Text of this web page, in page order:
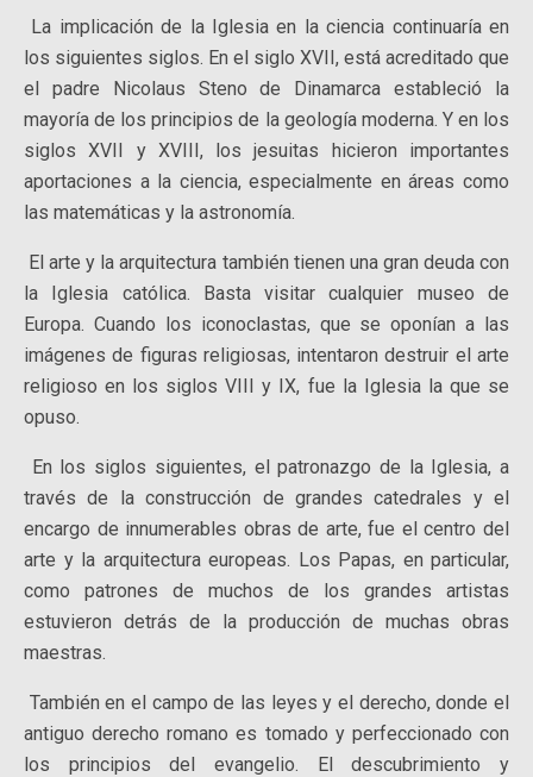
La implicación de la Iglesia en la ciencia continuaría en
los siguientes siglos. En el siglo XVII, está acreditado que
el padre Nicolaus Steno de Dinamarca estableció la
mayoría de los principios de la geología moderna. Y en los
siglos XVII y XVIII, los jesuitas hicieron importantes
aportaciones a la ciencia, especialmente en áreas como
las matemáticas y la astronomía.
El arte y la arquitectura también tienen una gran deuda con
la Iglesia católica. Basta visitar cualquier museo de
Europa. Cuando los iconoclastas, que se oponían a las
imágenes de figuras religiosas, intentaron destruir el arte
religioso en los siglos VIII y IX, fue la Iglesia la que se
opuso.
En los siglos siguientes, el patronazgo de la Iglesia, a
través de la construcción de grandes catedrales y el
encargo de innumerables obras de arte, fue el centro del
arte y la arquitectura europeas. Los Papas, en particular,
como patrones de muchos de los grandes artistas
estuvieron detrás de la producción de muchas obras
maestras.
También en el campo de las leyes y el derecho, donde el
antiguo derecho romano es tomado y perfeccionado con
los principios del evangelio. El descubrimiento y